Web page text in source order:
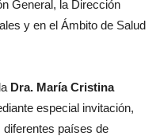
General, la Dirección
y en el Ámbito de Salud
Dra. María Cristina
especial invitación,
diferentes países de